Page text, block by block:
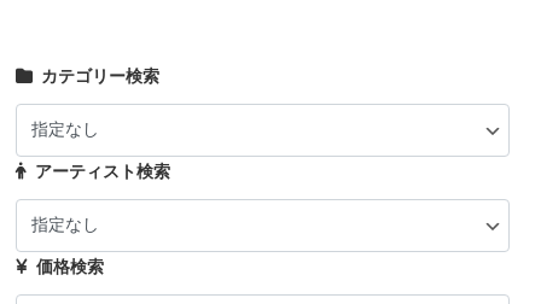
カテゴリー検索
アーティスト検索
価格検索